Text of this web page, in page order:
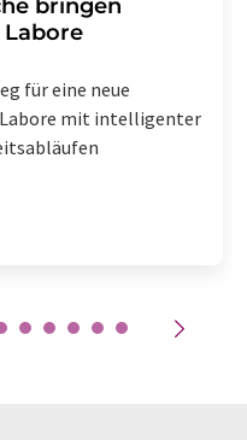
bringen
Labore
für eine neue
mit intelligenter